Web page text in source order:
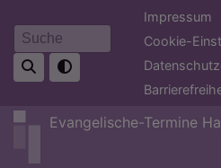
zum
Inhalt
Suche
Impressum
Cookie-
Evangelische-Termine